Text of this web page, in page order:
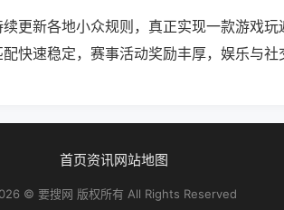
更新各地小众规则，真正实现一款游戏
快速稳定，赛事活动奖励丰厚，娱乐与社
首页资讯网站地图
© 要搜网 版权所有 All Rights Reserved